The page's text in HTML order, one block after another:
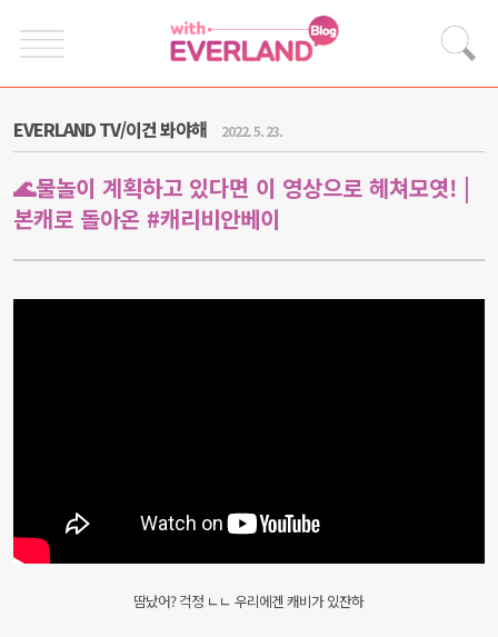
EVERLAND TV/이건 봐야해 2022. 5. 23.
🌊물놀이 계획하고 있다면 이 영상으로 헤쳐모엿! |
본캐로 돌아온 #캐리비안베이
땀났어? 걱정 ㄴㄴ 우리에겐 캐비가 있잔하